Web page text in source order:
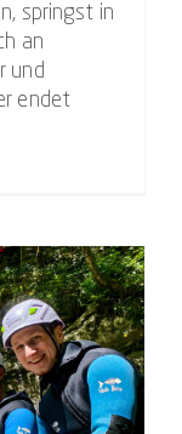
springst in
an
und
endet